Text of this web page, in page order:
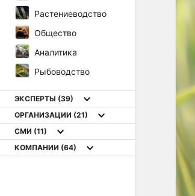
Растениеводство
Общество
Аналитика
Рыбоводство
ЭКСПЕРТЫ (39)
ОРГАНИЗАЦИИ (21)
СМИ (11)
КОМПАНИИ (64)